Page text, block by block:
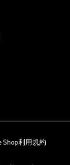
Shop利用規約